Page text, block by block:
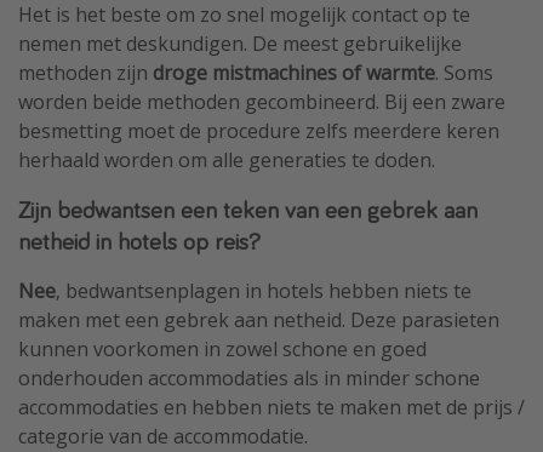
Het is het beste om zo snel mogelijk contact op te
nemen met deskundigen. De meest gebruikelijke
methoden zijn droge mistmachines of warmte. Soms
worden beide methoden gecombineerd. Bij een zware
besmetting moet de procedure zelfs meerdere keren
herhaald worden om alle generaties te doden.
Zijn bedwantsen een teken van een gebrek aan
netheid in hotels op reis?
Nee, bedwantsenplagen in hotels hebben niets te
maken met een gebrek aan netheid. Deze parasieten
kunnen voorkomen in zowel schone en goed
onderhouden accommodaties als in minder schone
accommodaties en hebben niets te maken met de prijs /
categorie van de accommodatie.